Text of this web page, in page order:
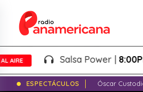
Salsa Power |8:00PM
ESPECTÁCULOS
Óscar